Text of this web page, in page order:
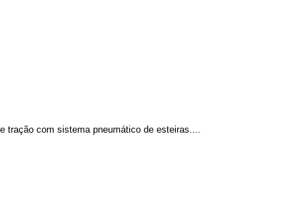
tração com sistema pneumático de esteiras....